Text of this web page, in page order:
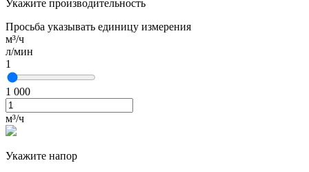
Укажите производительность
Просьба указывать единицу измерения
м³/ч
л/мин
1
1 000
м³/ч
Укажите напор